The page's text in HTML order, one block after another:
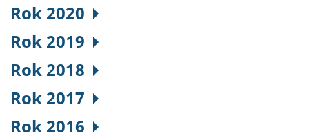
Rok 2020
Rok 2019
Rok 2018
Rok 2017
Rok 2016